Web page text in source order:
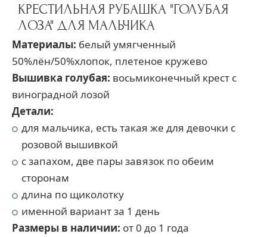
КРЕСТИЛЬНАЯ РУБАШКА "ГОЛУБАЯ
ЛОЗА" ДЛЯ МАЛЬЧИКА
Материалы: белый умягченный
50%лён/50%хлопок, плетеное кружево
Вышивка голубая: восьмиконечный крест с
виноградной лозой
Детали:
для мальчика, есть такая же для девочки с
розовой вышивкой
с запахом, две пары завязок по обеим
сторонам
длина по щиколотку
именной вариант за 1 день
Размеры в наличии: от 0 до 1 года